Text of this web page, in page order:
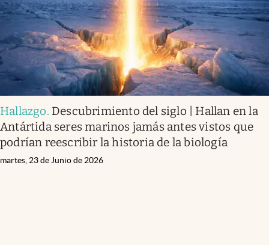
Hallazgo. Descubrimiento del siglo | Hallan en la
Antártida seres marinos jamás antes vistos que
podrían reescribir la historia de la biología
martes, 23 de Junio de 2026